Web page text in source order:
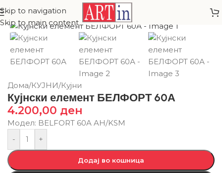
Skip to navigation
Skip to main content
Дома/КУЈНИ/Кујни
Кујнски елемент БЕЛФОРТ 60А
4.200,00 ден
Модел: BELFORT 60A AH/KSM
-
+
Додај во кошница